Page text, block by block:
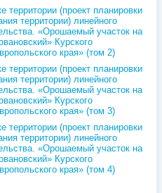
территории (проект планировки
территории) линейного
«Орошаемый участок на
Курского
края» (том 2)
территории (проект планировки
территории) линейного
«Орошаемый участок на
Курского
края» (том 3)
территории (проект планировки
территории) линейного
«Орошаемый участок на
Курского
края» (том 4)